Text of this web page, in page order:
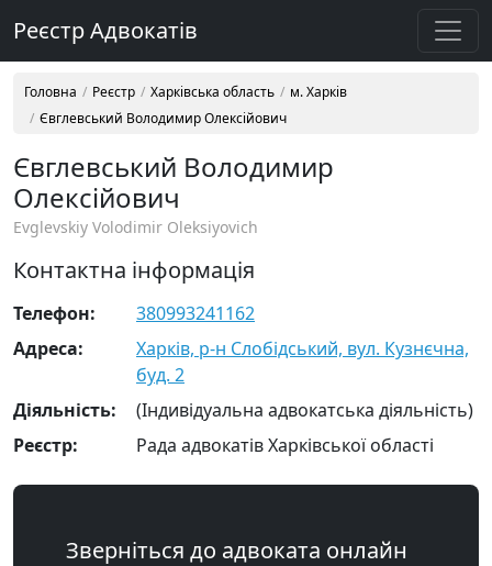
Реєстр Адвокатів
Головна Реєстр Харківська область
м. Харків
Євглевський Володимир Олексійович
Євглевський Володимир
Олексійович
Evglevskiy Volodimir Oleksiyovich
Контактна інформація
Телефон:
380993241162
Адреса:
Харків, р-н Слобідський, вул. Кузнєчна,
буд. 2
Діяльність:
(Індивідуальна адвокатська діяльність)
Реєстр:
Рада адвокатів Харківської області
Зверніться до адвоката онлайн